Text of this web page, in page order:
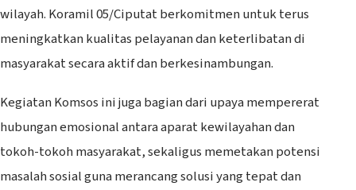
wilayah. Koramil 05/Ciputat berkomitmen untuk terus
meningkatkan kualitas pelayanan dan keterlibatan di
masyarakat secara aktif dan berkesinambungan.
Kegiatan Komsos ini juga bagian dari upaya mempererat
hubungan emosional antara aparat kewilayahan dan
tokoh-tokoh masyarakat, sekaligus memetakan potensi
masalah sosial guna merancang solusi yang tepat dan